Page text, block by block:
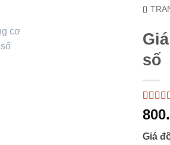
số
5trên
trên
1
Giá